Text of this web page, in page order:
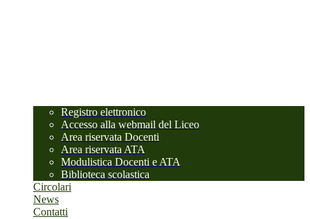
Registro elettronico
Accesso alla webmail del Liceo
Area riservata Docenti
Area riservata ATA
Modulistica Docenti e ATA
Biblioteca scolastica
Circolari
News
Contatti